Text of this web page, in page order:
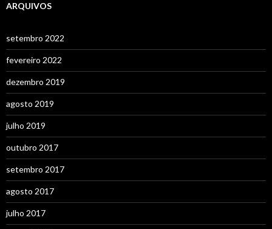
ARQUIVOS
setembro 2022
fevereiro 2022
dezembro 2019
agosto 2019
julho 2019
outubro 2017
setembro 2017
agosto 2017
julho 2017